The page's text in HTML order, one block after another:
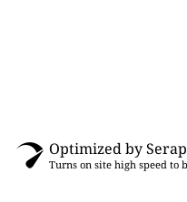
Optimized by
Turns on site high speed to